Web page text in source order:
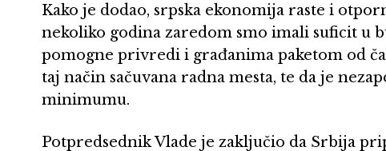
Kako je dodao, srpska ekonomija raste i
nekoliko godina zaredom smo imali suficit u
pomogne privredi i građanima paketom od
taj način sačuvana radna mesta, te da je
minimumu.
Potpredsednik Vlade je zaključio da Srbija